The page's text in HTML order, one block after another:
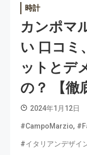
時計
カンポマ
い 口コミ
ットとデ
の？ 【徹
2024年1月12日
#CampoMarzio,
#イタリアンデザイ